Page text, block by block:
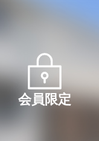
会員限定